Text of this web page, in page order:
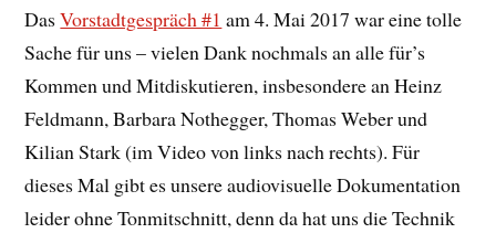
DasVorstadtgespräch #1 am 4. Mai 2017 war eine tolle
Sache für uns – vielen Dank nochmals an alle für’s
Kommen und Mitdiskutieren, insbesondere an Heinz
Feldmann, Barbara Nothegger, Thomas Weber und
Kilian Stark (im Video von links nach rechts). Für
dieses Mal gibt es unsere audiovisuelle Dokumentation
leider ohne Tonmitschnitt, denn da hat uns die Technik